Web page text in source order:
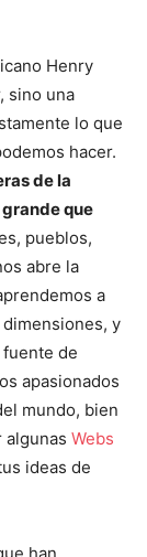
Henry
sino una
lo que
hacer.
de la
que
pueblos,
abre la
a
y
de
apasionados
mundo, bien
algunas Webs
ideas de